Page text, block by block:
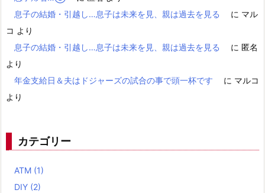
息子の結婚・引越し…息子は未来を見、親は過去を見る
に マル
コ より
息子の結婚・引越し…息子は未来を見、親は過去を見る
に 匿名
より
年金支給日＆夫はドジャーズの試合の事で頭一杯です
に マルコ
より
カテゴリー
ATM (1)
DIY (2)